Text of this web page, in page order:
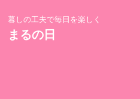
暮しの工夫で毎日を楽しく
まるの日